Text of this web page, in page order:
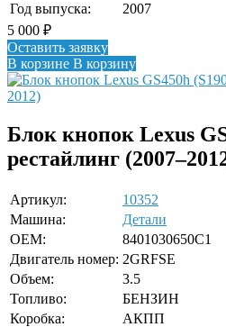
Год выпуска:
2007
5 000 ₽
Оставить заявку
В корзине В корзину
Блок кнопок Lexus
рестайлинг
Артикул:
10352
Машина:
Детали
OEM:
8401030650C1
Двигатель номер: 2GRFSE
Объем:
3.5
Топливо:
БЕНЗИН
Коробка:
АКПП